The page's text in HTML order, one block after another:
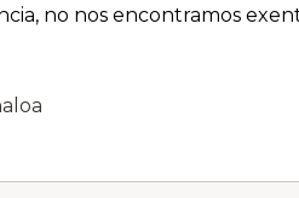
no nos encontramos